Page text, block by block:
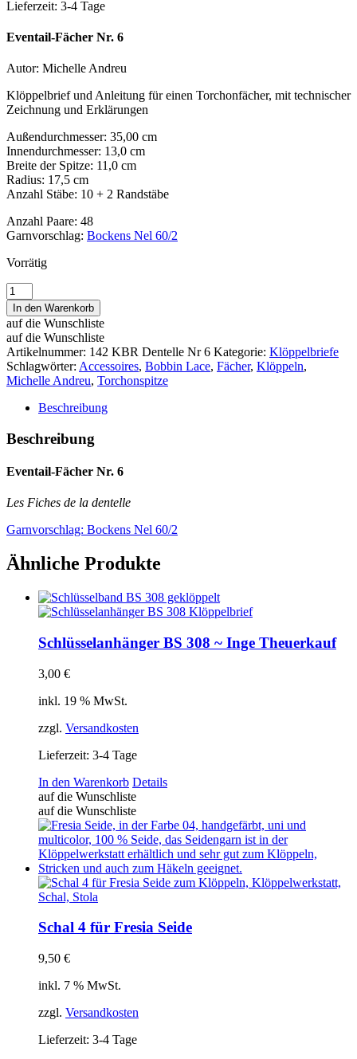
Lieferzeit: 3-4 Tage
Eventail-Fächer Nr. 6
Autor: Michelle Andreu
Klöppelbrief und Anleitung für einen Torchonfächer, mit technischer
Zeichnung und Erklärungen
Außendurchmesser: 35,00 cm
Innendurchmesser: 13,0 cm
Breite der Spitze: 11,0 cm
Radius: 17,5 cm
Anzahl Stäbe: 10 + 2 Randstäbe
Anzahl Paare: 48
Garnvorschlag: Bockens Nel 60/2
Vorrätig
Eventail-
Fächer
Nr.
6
-
Les
Fiches
de
dentelle
~
Michelle
Menge
In den Warenkorb
auf die Wunschliste
auf die Wunschliste
Artikelnummer: 142 KBR Dentelle Nr 6 Kategorie: Klöppelbriefe
Schlagwörter: Accessoires, Bobbin Lace, Fächer, Klöppeln,
Michelle Andreu, Torchonspitze
Beschreibung
Beschreibung
Eventail-Fächer Nr. 6
Les Fiches de la dentelle
Garnvorschlag: Bockens Nel 60/2
Ähnliche Produkte
Schlüsselanhänger BS 308 ~ Inge Theuerkauf
3,00 €
inkl. 19 % MwSt.
zzgl. Versandkosten
Lieferzeit: 3-4 Tage
In den Warenkorb Details
auf die Wunschliste
auf die Wunschliste
Schal 4 für Fresia Seide
9,50 €
inkl. 7 % MwSt.
zzgl. Versandkosten
Lieferzeit: 3-4 Tage